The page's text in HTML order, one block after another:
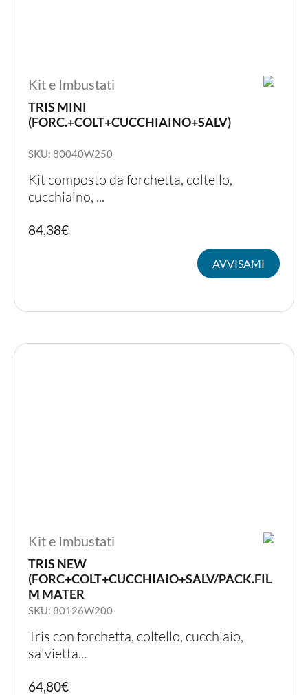
Kit e Imbustati
TRIS MINI
(FORC.+COLT+CUCCHIAINO+SALV)
SKU: 80040W250
Kit composto da forchetta, coltello,
cucchiaino, ...
84,38€
AVVISAMI
Kit e Imbustati
TRIS NEW
(FORC+COLT+CUCCHIAIO+SALV/PACK.FIL
M MATER
SKU: 80126W200
Tris con forchetta, coltello, cucchiaio,
salvietta...
64,80€